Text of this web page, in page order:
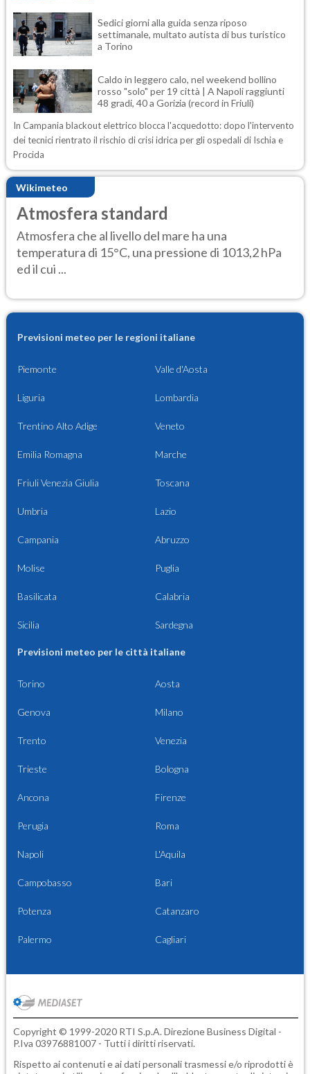
Sedici giorni alla guida senza riposo
settimanale, multato autista di bus turistico
a Torino
Caldo in leggero calo, nel weekend bollino
rosso "solo" per 19 città | A Napoli raggiunti
48 gradi, 40 a Gorizia (record in Friuli)
In Campania blackout elettrico blocca l'acquedotto: dopo l'intervento
dei tecnici rientrato il rischio di crisi idrica per gli ospedali di Ischia e
Procida
Wikimeteo
Atmosfera standard
Atmosfera che al livello del mare ha una
temperatura di 15°C, una pressione di 1013,2 hPa
ed il cui ...
Previsioni meteo per le regioni italiane
Piemonte Valle d'Aosta
Liguria Lombardia
Trentino Alto Adige Veneto
Emilia Romagna Marche
Friuli Venezia Giulia Toscana
Umbria Lazio
Campania Abruzzo
Molise Puglia
Basilicata Calabria
Sicilia Sardegna
Previsioni meteo per le città italiane
Torino Aosta
Genova Milano
Trento Venezia
Trieste Bologna
Ancona Firenze
Perugia Roma
Napoli L'Aquila
Campobasso Bari
Potenza Catanzaro
Palermo Cagliari
Copyright © 1999-2020 RTI S.p.A. Direzione Business Digital -
P.Iva 03976881007 - Tutti i diritti riservati.
Rispetto ai contenuti e ai dati personali trasmessi e/o riprodotti è